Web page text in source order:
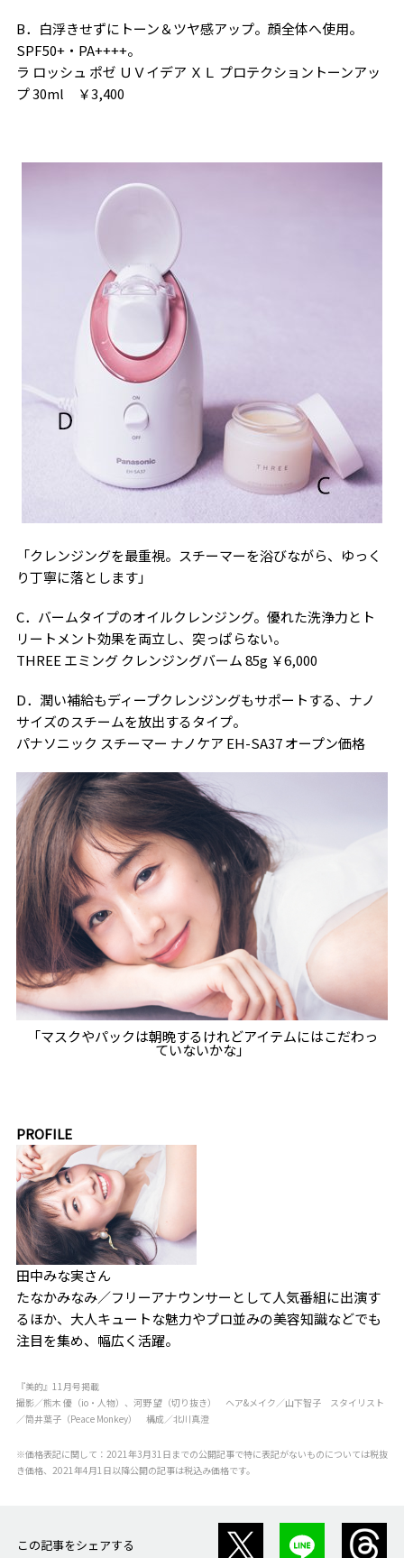
B．白浮きせずにトーン＆ツヤ感アップ。顔全体へ使用。
SPF50+・PA++++。
ラ ロッシュ ポゼ ＵＶイデア ＸＬ プロテクショントーンアッ
プ 30ml ￥3,400
「クレンジングを最重視。スチーマーを浴びながら、ゆっく
り丁寧に落とします」
C．バームタイプのオイルクレンジング。優れた洗浄力とト
リートメント効果を両立し、突っぱらない。
THREE エミング クレンジングバーム 85g ￥6,000
D．潤い補給もディープクレンジングもサポートする、ナノ
サイズのスチームを放出するタイプ。
パナソニック スチーマー ナノケア EH-SA37 オープン価格
「マスクやパックは朝晩するけれどアイテムにはこだわっ
ていないかな」
PROFILE
田中みな実さん
たなかみなみ／フリーアナウンサーとして人気番組に出演す
るほか、大人キュートな魅力やプロ並みの美容知識などでも
注目を集め、幅広く活躍。
『美的』11月号掲載
撮影／熊木 優（io・人物）、河野 望（切り抜き） ヘア&メイク／山下智子 スタイリスト
／筒井葉子（Peace Monkey） 構成／北川真澄
※価格表記に関して：2021年3月31日までの公開記事で特に表記がないものについては税抜
き価格、2021年4月1日以降公開の記事は税込み価格です。
この記事をシェアする